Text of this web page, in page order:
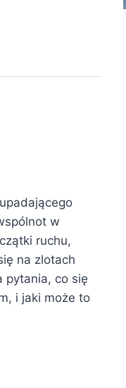
w
ruchu,
na zlotach
pytania, co się
i jaki może to